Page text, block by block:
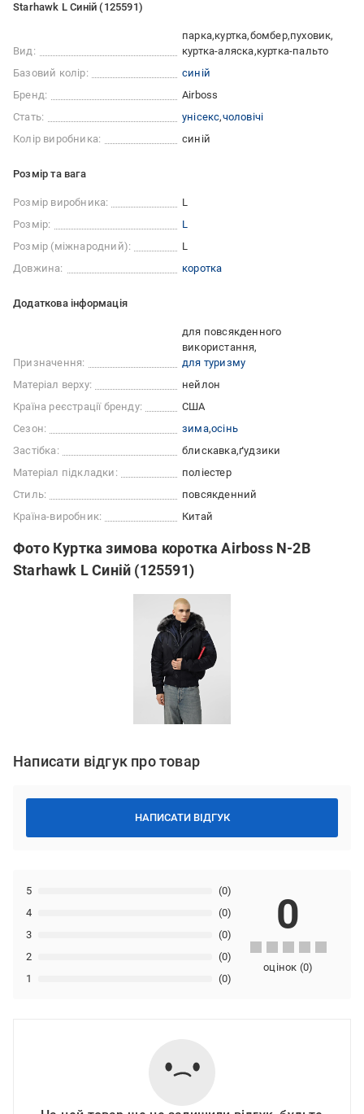
Starhawk L Синій (125591)
Вид:
парка куртка бомбер пуховик
куртка-аляска куртка-пальто
Базовий колір:
синій
Бренд:
Airboss
Стать:
унісекс чоловічі
Колір виробника:
синій
Розмір та вага
Розмір виробника:
L
Розмір:
L
Розмір (міжнародний):
L
Довжина:
коротка
Додаткова інформація
Призначення:
для повсякденного
використання
для туризму
Матеріал верху:
нейлон
Країна реєстрації бренду:
США
Сезон:
зима осінь
Застібка:
блискавка ґудзики
Матеріал підкладки:
поліестер
Стиль:
повсякденний
Країна-виробник:
Китай
Фото Куртка зимова коротка Airboss N-2B
Starhawk L Синій (125591)
Написати відгук про товар
НАПИСАТИ ВІДГУК
1 (0)
2 (0)
3 (0)
4 (0)
5 (0)
0
оцінок (0)